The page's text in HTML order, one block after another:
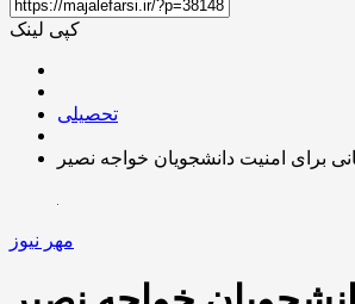
کپی لینک
تحصیلی
برای امنیت دانشجویان خواجه نصیر
مهر نیوز